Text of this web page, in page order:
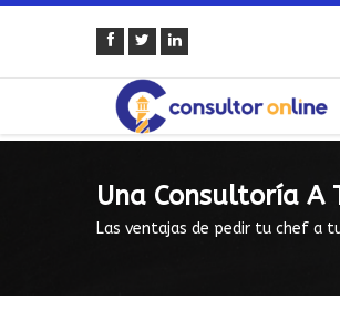
Una Consultoría A
Las ventajas de pedir tu chef a